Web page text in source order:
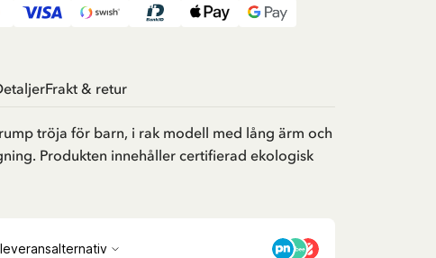
Frakt & retur
tröja för barn, i rak modell med lång ärm och
Produkten innehåller certifierad ekologisk